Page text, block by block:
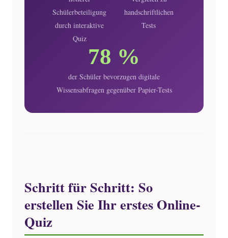
Schülerbeteiligung
durch interaktive
Quiz
handschriftlichen
Tests
78 %
der Schüler bevorzugen digitale
Wissensabfragen gegenüber Papier-Tests
Schritt für Schritt: So
erstellen Sie Ihr erstes Online-
Quiz